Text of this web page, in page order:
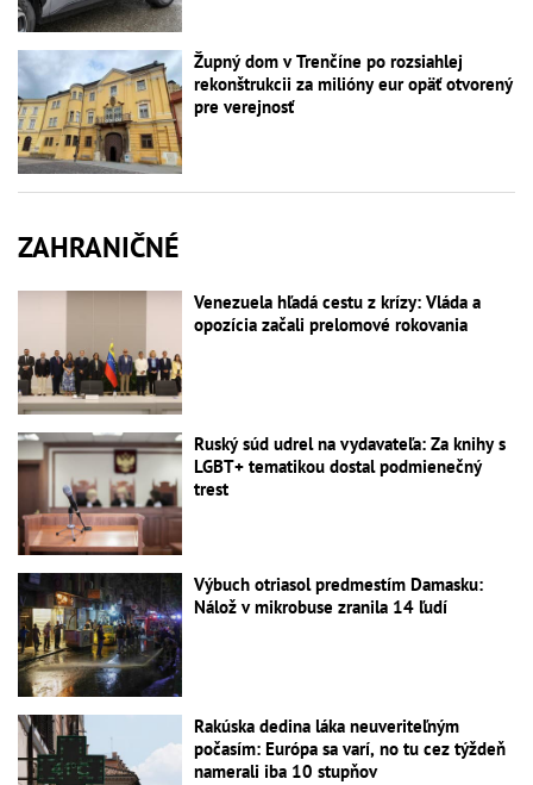
Župný dom v Trenčíne po rozsiahlej
rekonštrukcii za milióny eur opäť otvorený
pre verejnosť
ZAHRANIČNÉ
Venezuela hľadá cestu z krízy: Vláda a
opozícia začali prelomové rokovania
Ruský súd udrel na vydavateľa: Za knihy s
LGBT+ tematikou dostal podmienečný
trest
Výbuch otriasol predmestím Damasku:
Nálož v mikrobuse zranila 14 ľudí
Rakúska dedina láka neuveriteľným
počasím: Európa sa varí, no tu cez týždeň
namerali iba 10 stupňov